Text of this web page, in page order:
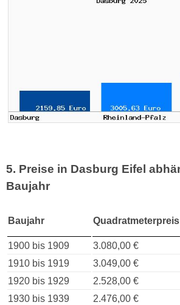
5. Preise in Dasburg Eifel
Baujahr
Baujahr Quadratmeterpreis
1900 bis 1909
3.080,00 €
1910 bis 1919
3.049,00 €
1920 bis 1929
2.528,00 €
1930 bis 1939
2.476,00 €